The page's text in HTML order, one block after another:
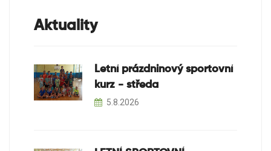
Aktuality
Letní prázdninový sportovní
kurz - středa
5.8.2026